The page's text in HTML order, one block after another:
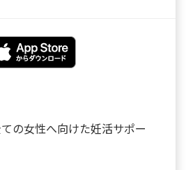
の女性へ向けた妊活サポー